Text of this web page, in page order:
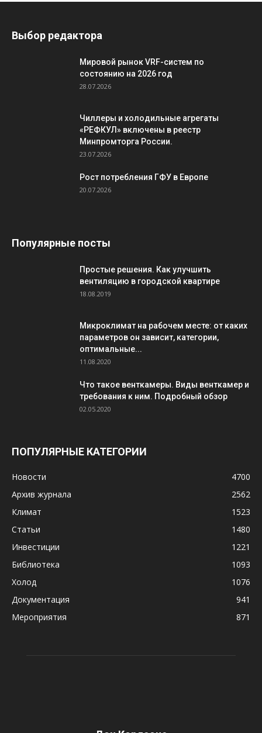
Выбор редактора
Мировой рынок VRF-систем по
состоянию на 2026 год
28.07.2026
Чиллеры и холодильные агрегаты
«РЕФКУЛ» включены в реестр
Минпромторга России.
23.07.2026
Рост потребления ГФУ в Европе
20.07.2026
Популярные посты
Простые решения. Как улучшить
вентиляцию в городской квартире
18.08.2019
Микроклимат на рабочем месте: от каких
параметров он зависит, категории,
оптимальные...
11.08.2020
Что такое венткамеры. Виды венткамер и
требования к ним. Подробный обзор
02.05.2020
ПОПУЛЯРНЫЕ КАТЕГОРИИ
Новости
4700
Архив журнала
2562
Климат
1523
Статьи
1480
Инвестиции
1221
Библиотека
1093
Холод
1076
Документация
941
Мероприятия
871